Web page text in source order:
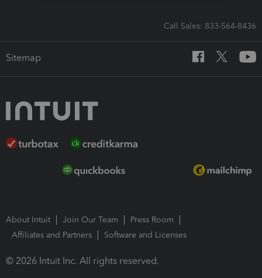
Call Sales: 833-564-8436
Sitemap
About Intuit Join Our Team
Press Room
Affiliates and Partners
Software and Licenses
© 2026 Intuit Inc. All rights reserved.